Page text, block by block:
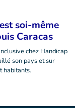
soi-même
Caracas
chez Handicap
son pays et sur
habitants.